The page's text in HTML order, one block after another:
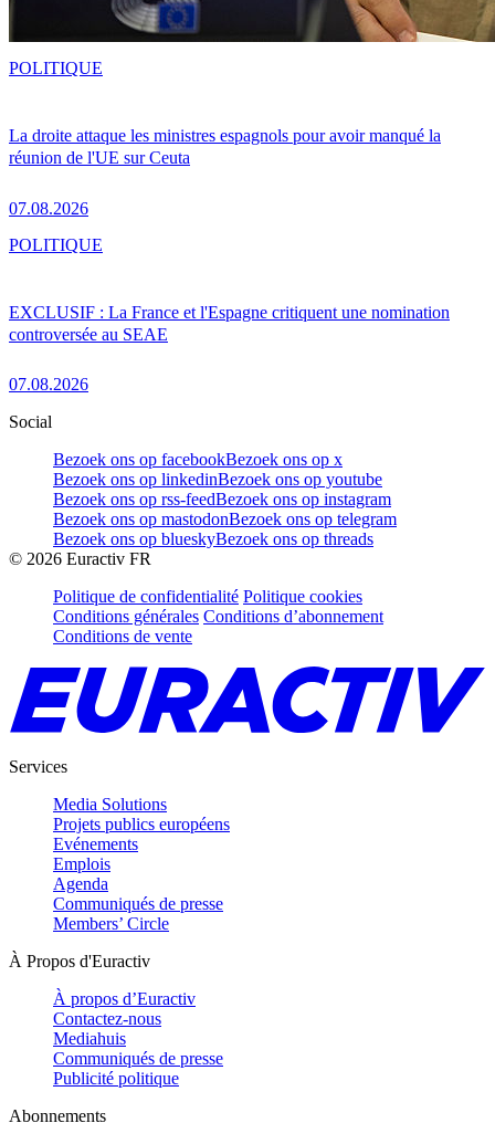
La droite attaque les ministres espagnols pour avoir manqué la
réunion de l'UE sur Ceuta
07.08.2026
POLITIQUE
EXCLUSIF : La France et l'Espagne critiquent une nomination
controversée au SEAE
07.08.2026
POLITIQUE
Social
Bezoek ons op facebookBezoek ons op x
Bezoek ons op linkedinBezoek ons op youtube
Bezoek ons op rss-feedBezoek ons op instagram
Bezoek ons op mastodonBezoek ons op telegram
Bezoek ons op blueskyBezoek ons op threads
© 2026 Euractiv FR
Politique de confidentialité Politique cookies
Conditions générales Conditions d’abonnement
Conditions de vente
Services
Media Solutions
Projets publics européens
Evénements
Emplois
Agenda
Communiqués de presse
Members’ Circle
À Propos d'Euractiv
À propos d’Euractiv
Contactez-nous
Mediahuis
Communiqués de presse
Publicité politique
Abonnements